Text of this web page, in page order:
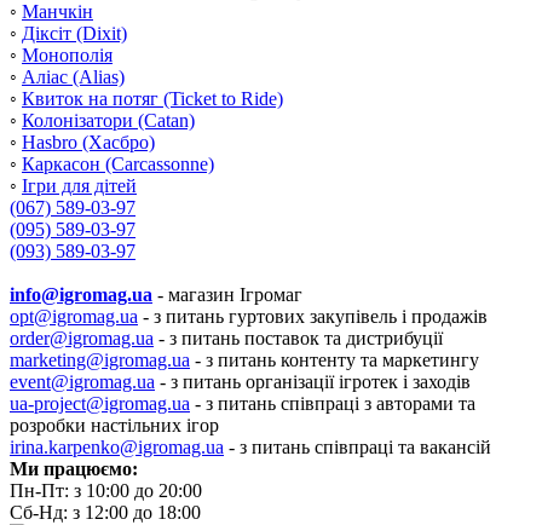
◦ Манчкін
◦ Діксіт (Dixit)
◦ Монополія
◦ Аліас (Alias)
◦ Квиток на потяг (Ticket to Ride)
◦ Колонізатори (Catan)
◦ Hasbro (Хасбро)
◦ Каркасон (Carcassonne)
◦ Ігри для дітей
(067) 589-03-97
(095) 589-03-97
(093) 589-03-97
info@igromag.ua - магазин Ігромаг
opt@igromag.ua - з питань гуртових закупівель і продажів
order@igromag.ua - з питань поставок та дистрибуції
marketing@igromag.ua - з питань контенту та маркетингу
event@igromag.ua - з питань організації ігротек і заходів
ua-project@igromag.ua - з питань співпраці з авторами та
розробки настільних ігор
irina.karpenko@igromag.ua - з питань співпраці та вакансій
Ми працюємо:
Пн-Пт: з 10:00 до 20:00
Сб-Нд: з 12:00 до 18:00